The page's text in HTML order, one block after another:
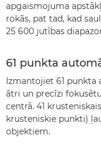
apgaismojuma
rokās, pat tad, kad
25 600 jutības
61 punkta
Izmantojiet 61 punkta
ātri un precīzi
centrā. 41
krusteniskie punkti)
objektiem.